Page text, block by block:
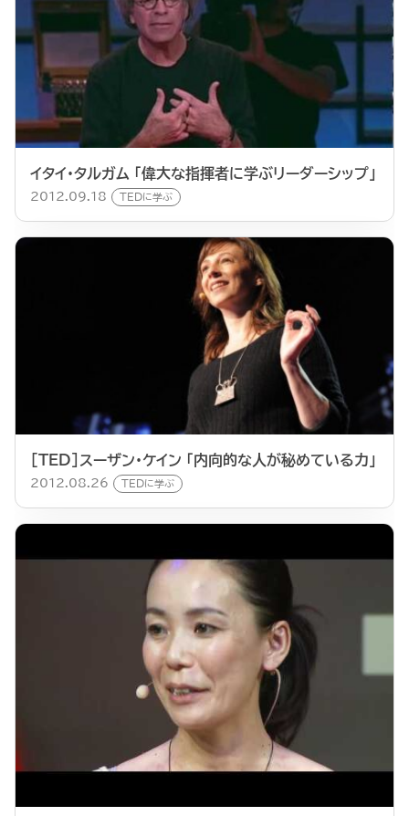
イタイ・タルガム 「偉大な指揮者に学ぶリーダーシップ」
2012.09.18 TEDに学ぶ
[TED]スーザン・ケイン 「内向的な人が秘めている力」
2012.08.26 TEDに学ぶ